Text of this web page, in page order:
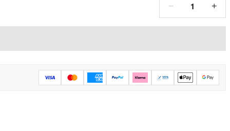
− 1 +